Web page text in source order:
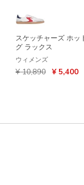
スケッチャーズ ホッ
グ ラックス
ウィメンズ
からの値引き
¥ 10,890から
¥ 5,400